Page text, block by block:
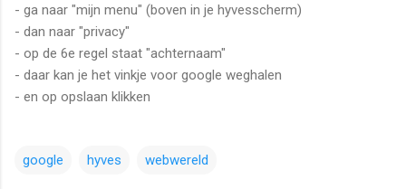
- ga naar "mijn menu" (boven in je hyvesscherm)
- dan naar "privacy"
- op de 6e regel staat "achternaam"
- daar kan je het vinkje voor google weghalen
- en op opslaan klikken
google hyves webwereld